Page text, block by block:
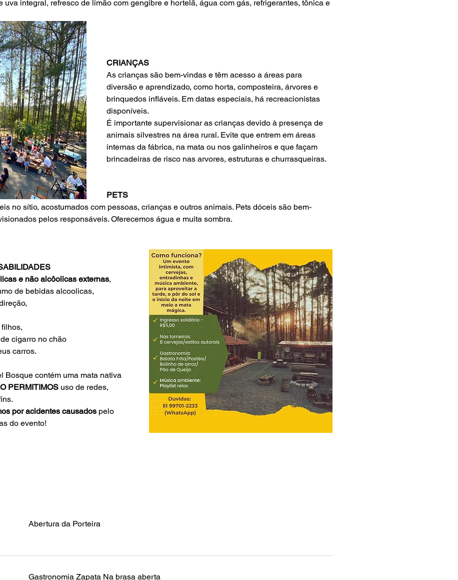
uva integral, refresco de limão com gengibre e hortelã, água com gás, refrigerantes, tônica e
CRIANÇAS
As crianças são bem-vindas e têm acesso a áreas para
diversão e aprendizado, como horta, composteira, árvores e
brinquedos infláveis. Em datas especiais, há recreacionistas
disponíveis.
É importante supervisionar as crianças devido à presença de
animais silvestres na área rural. Evite que entrem em áreas
internas da fábrica, na mata ou nos galinheiros e que façam
brincadeiras de risco nas arvores, estruturas e churrasqueiras.
PETS
no sítio, acostumados com pessoas, crianças e outros animais. Pets dóceis são bem-
pelos responsáveis. Oferecemos água e muita sombra.
e não alcôolicas externas,
de bebidas alcoolicas,
cigarro no chão
carros.
Bosque contém uma mata nativa
PERMITIMOS uso de redes,
por acidentes causados pelo
do evento!
Abertura da Porteira
Gastronomia Zapata Na brasa aberta